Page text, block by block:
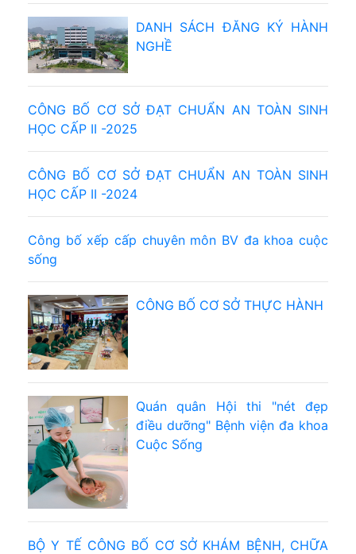
DANH SÁCH ĐĂNG KÝ HÀNH
NGHỀ
CÔNG BỐ CƠ SỞ ĐẠT CHUẨN AN TOÀN SINH
HỌC CẤP II -2025
CÔNG BỐ CƠ SỞ ĐẠT CHUẨN AN TOÀN SINH
HỌC CẤP II -2024
Công bố xếp cấp chuyên môn BV đa khoa cuộc
sống
CÔNG BỐ CƠ SỞ THỰC HÀNH
Quán quân Hội thi "nét đẹp
điều dưỡng" Bệnh viện đa khoa
Cuộc Sống
BỘ Y TẾ CÔNG BỐ CƠ SỞ KHÁM BỆNH, CHỮA